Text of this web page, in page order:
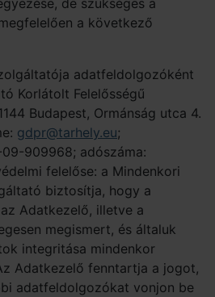
de szükséges a
a következő
adatfeldolgozóként
Korlátolt Felelősségű
Budapest, Ormánság utca 4.
gdpr@tarhely.eu;
909968; adószáma:
felelőse: a Mindenkori
biztosítja, hogy a
Adatkezelő, illetve a
megismert, és általuk
integritása mindenkor
Adatkezelő fenntartja a jogot,
adatfeldolgozókat vonjon be